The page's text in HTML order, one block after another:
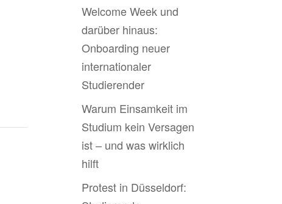
Welcome Week und
darüber hinaus:
Onboarding neuer
internationaler
Studierender
Warum Einsamkeit im
Studium kein Versagen
ist – und was wirklich
hilft
Protest in Düsseldorf: